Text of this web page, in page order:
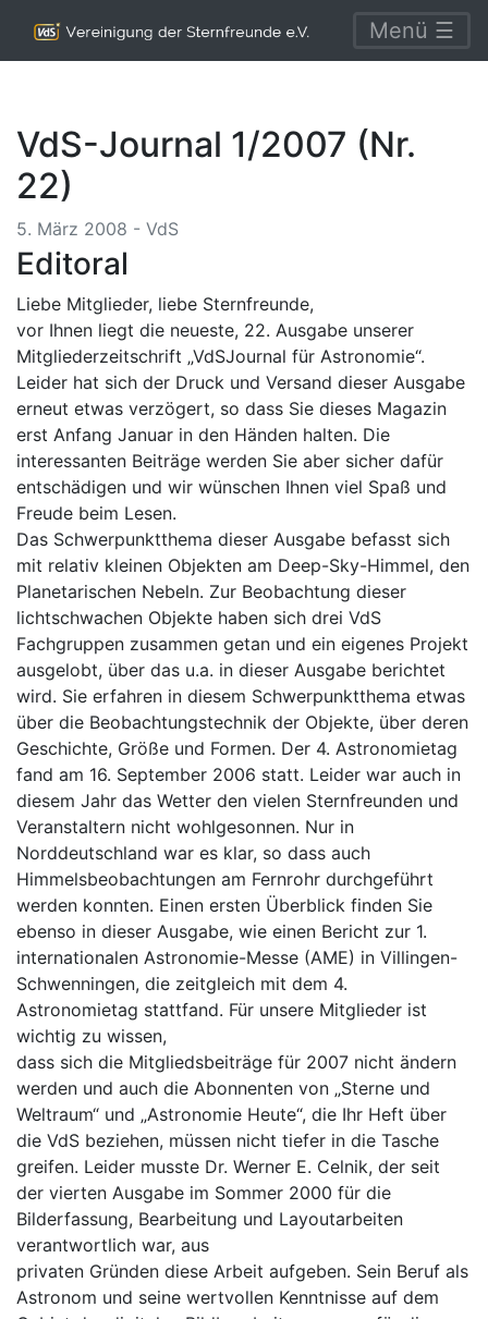
Menü ☰
VdS-Journal 1/2007 (Nr.
22)
5. März 2008 - VdS
Editoral
Liebe Mitglieder, liebe Sternfreunde,
vor Ihnen liegt die neueste, 22. Ausgabe unserer
Mitgliederzeitschrift „VdSJournal für Astronomie“.
Leider hat sich der Druck und Versand dieser Ausgabe
erneut etwas verzögert, so dass Sie dieses Magazin
erst Anfang Januar in den Händen halten. Die
interessanten Beiträge werden Sie aber sicher dafür
entschädigen und wir wünschen Ihnen viel Spaß und
Freude beim Lesen.
Das Schwerpunktthema dieser Ausgabe befasst sich
mit relativ kleinen Objekten am Deep-Sky-Himmel, den
Planetarischen Nebeln. Zur Beobachtung dieser
lichtschwachen Objekte haben sich drei VdS
Fachgruppen zusammen getan und ein eigenes Projekt
ausgelobt, über das u.a. in dieser Ausgabe berichtet
wird. Sie erfahren in diesem Schwerpunktthema etwas
über die Beobachtungstechnik der Objekte, über deren
Geschichte, Größe und Formen. Der 4. Astronomietag
fand am 16. September 2006 statt. Leider war auch in
diesem Jahr das Wetter den vielen Sternfreunden und
Veranstaltern nicht wohlgesonnen. Nur in
Norddeutschland war es klar, so dass auch
Himmelsbeobachtungen am Fernrohr durchgeführt
werden konnten. Einen ersten Überblick finden Sie
ebenso in dieser Ausgabe, wie einen Bericht zur 1.
internationalen Astronomie-Messe (AME) in Villingen-
Schwenningen, die zeitgleich mit dem 4.
Astronomietag stattfand. Für unsere Mitglieder ist
wichtig zu wissen,
dass sich die Mitgliedsbeiträge für 2007 nicht ändern
werden und auch die Abonnenten von „Sterne und
Weltraum“ und „Astronomie Heute“, die Ihr Heft über
die VdS beziehen, müssen nicht tiefer in die Tasche
greifen. Leider musste Dr. Werner E. Celnik, der seit
der vierten Ausgabe im Sommer 2000 für die
Bilderfassung, Bearbeitung und Layoutarbeiten
verantwortlich war, aus
privaten Gründen diese Arbeit aufgeben. Sein Beruf als
Astronom und seine wertvollen Kenntnisse auf dem